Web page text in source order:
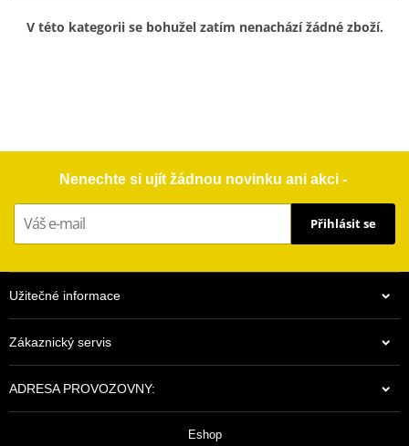
V této kategorii se bohužel zatím nenachází žádné zboží.
Nenechte si ujít žádnou novinku ani akci -
Přihlásit se
Užitečné informace
Zákaznický servis
ADRESA PROVOZOVNY:
Eshop